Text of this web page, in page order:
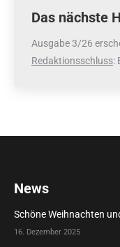
Das nächste
Ausgabe 3/26
Redaktionsschluss:
News
Schöne Weihnachten
16. Dezember 2025